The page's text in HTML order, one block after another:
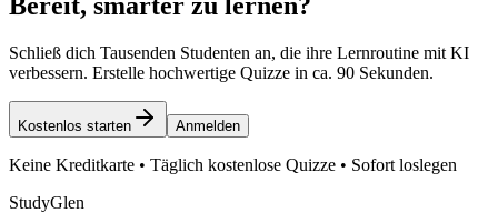
Schließ dich Tausenden Studenten an, die ihre Lernroutine mit KI
verbessern. Erstelle hochwertige Quizze in ca. 90 Sekunden.
Kostenlos starten Anmelden
Keine Kreditkarte • Täglich kostenlose Quizze • Sofort loslegen
StudyGlen